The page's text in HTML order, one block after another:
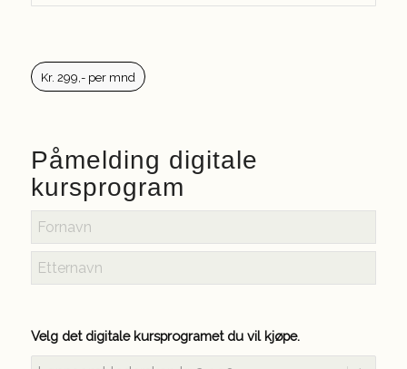
Kr. 299,- per mnd
Påmelding digitale
kursprogram
Fornavn
Velg det digitale kursprogramet du vil kjøpe.